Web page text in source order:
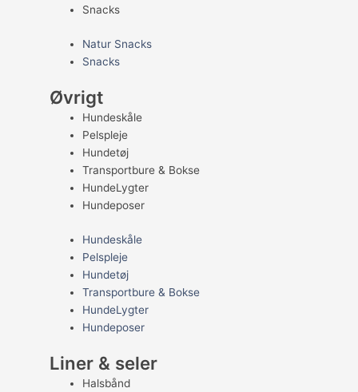
Snacks
Natur Snacks
Snacks
Øvrigt
Hundeskåle
Pelspleje
Hundetøj
Transportbure & Bokse
HundeLygter
Hundeposer
Hundeskåle
Pelspleje
Hundetøj
Transportbure & Bokse
HundeLygter
Hundeposer
Liner & seler
Halsbånd